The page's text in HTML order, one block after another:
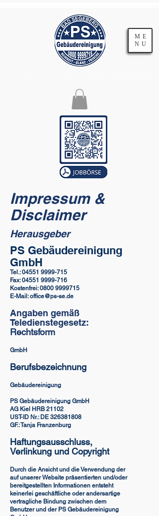
ME
NU
Impressum &
Disclaimer
Herausgeber
PS Gebäudereinigung
GmbH
Tel.:04551 9999-715
Fax: 04551 9999-716
Kostenfrei:0800 9999715
E-Mail: office@ps-se.de
Angaben gemäß
Teledienstegesetz:
Rechtsform
GmbH
Berufsbezeichnung
Gebäudereinigung
PS Gebäudereinigung GmbH
AG Kiel HRB 21102
UST-ID Nr.: DE 326381808
GF.: Tanja Franzenburg
Haftungsausschluss,
Verlinkung und Copyright
Durch die Ansicht und die Verwendung der
auf unserer Website präsentierten und/oder
bereitgestellten Informationen entsteht
keinerlei geschäftliche oder andersartige
vertragliche Bindung zwischen dem
Benutzer und der PS Gebäudereinigung